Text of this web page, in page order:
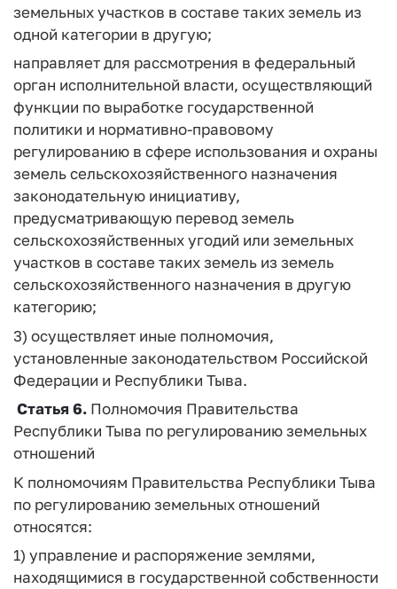
земельных участков в составе таких земель из
одной категории в другую;
направляет для рассмотрения в федеральный
орган исполнительной власти, осуществляющий
функции по выработке государственной
политики и нормативно-правовому
регулированию в сфере использования и охраны
земель сельскохозяйственного назначения
законодательную инициативу,
предусматривающую перевод земель
сельскохозяйственных угодий или земельных
участков в составе таких земель из земель
сельскохозяйственного назначения в другую
категорию;
3) осуществляет иные полномочия,
установленные законодательством Российской
Федерации и Республики Тыва.
Статья 6. Полномочия Правительства
Республики Тыва по регулированию земельных
отношений
К полномочиям Правительства Республики Тыва
по регулированию земельных отношений
относятся:
1) управление и распоряжение землями,
находящимися в государственной собственности